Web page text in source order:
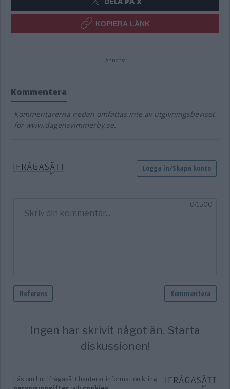
KOPIERA LÄNK
Annons:
Kommentera
Kommentarerna nedan omfattas inte av utgivningsbeviset
för www.dagensvimmerby.se.